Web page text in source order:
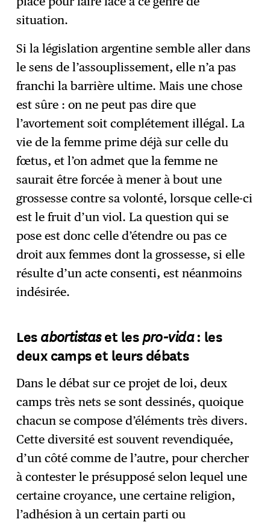
situation.
Si la législation argentine semble aller dans
le sens de l’assouplissement, elle n’a pas
franchi la barrière ultime. Mais une chose
est sûre : on ne peut pas dire que
l’avortement soit complétement illégal. La
vie de la femme prime déjà sur celle du
fœtus, et l’on admet que la femme ne
saurait être forcée à mener à bout une
grossesse contre sa volonté, lorsque celle-ci
est le fruit d’un viol. La question qui se
pose est donc celle d’étendre ou pas ce
droit aux femmes dont la grossesse, si elle
résulte d’un acte consenti, est néanmoins
indésirée.
Lesabortistaset lespro-vida: les
deux camps et leurs débats
Dans le débat sur ce projet de loi, deux
camps très nets se sont dessinés, quoique
chacun se compose d’éléments très divers.
Cette diversité est souvent revendiquée,
d’un côté comme de l’autre, pour chercher
à contester le présupposé selon lequel une
certaine croyance, une certaine religion,
l’adhésion à un certain parti ou